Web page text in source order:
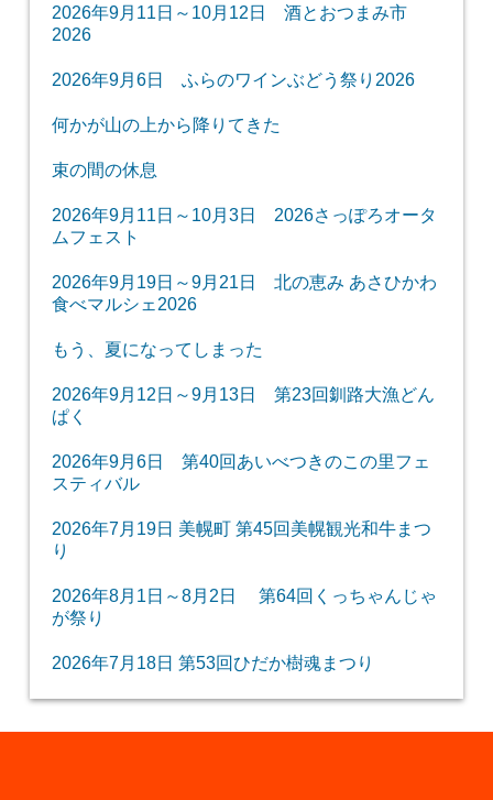
2026年9月11日～10月12日 酒とおつまみ市
2026
2026年9月6日 ふらのワインぶどう祭り2026
何かが山の上から降りてきた
束の間の休息
2026年9月11日～10月3日 2026さっぽろオータ
ムフェスト
2026年9月19日～9月21日 北の恵み あさひかわ
食べマルシェ2026
もう、夏になってしまった
2026年9月12日～9月13日 第23回釧路大漁どん
ぱく
2026年9月6日 第40回あいべつきのこの里フェ
スティバル
2026年7月19日 美幌町 第45回美幌観光和牛まつ
り
2026年8月1日～8月2日 第64回くっちゃんじゃ
が祭り
2026年7月18日 第53回ひだか樹魂まつり